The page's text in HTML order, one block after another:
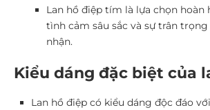
Lan hồ điệp tím là lựa chọn hoàn
tình cảm sâu sắc và sự trân
nhận.
Kiểu dáng đặc biệt của
Lan hồ điệp có kiểu dáng độc đáo